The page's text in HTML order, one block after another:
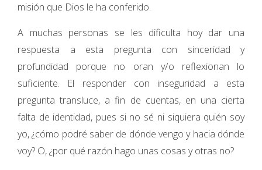
misión que Dios le ha conferido.
A muchas personas se les dificulta hoy dar una
respuesta a esta pregunta con sinceridad y
profundidad porque no oran y/o reflexionan lo
suficiente. El responder con inseguridad a esta
pregunta transluce, a fin de cuentas, en una cierta
falta de identidad, pues si no sé ni siquiera quién soy
yo, ¿cómo podré saber de dónde vengo y hacia dónde
voy? O, ¿por qué razón hago unas cosas y otras no?